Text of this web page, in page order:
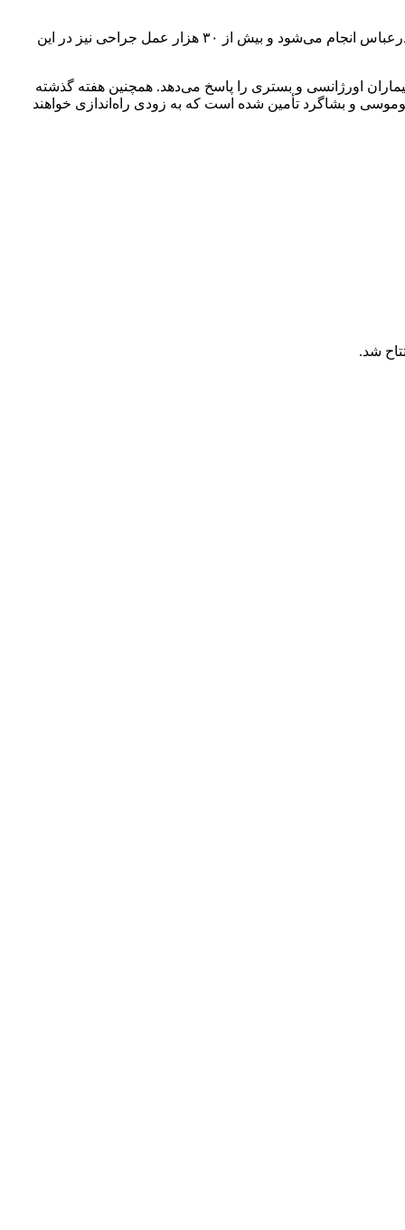
در ادامه، دکتر پژمان شاهرخی رئیس دانشگاه علوم پزشکی هرمزگان گفت: ماهانه حدود ۶۵۰۰ سی‌تی‌اسکن در بیمارستان شهید محمدی بندرعباس انجام می‌شود و بیش از ۳۰ هزار عمل جراحی نیز در این
اورژانسی و بستری را پاسخ می‌دهد. همچنین هفته گذشته
و بشاگرد تأمین شده است که به زودی راه‌اندازی خواهند